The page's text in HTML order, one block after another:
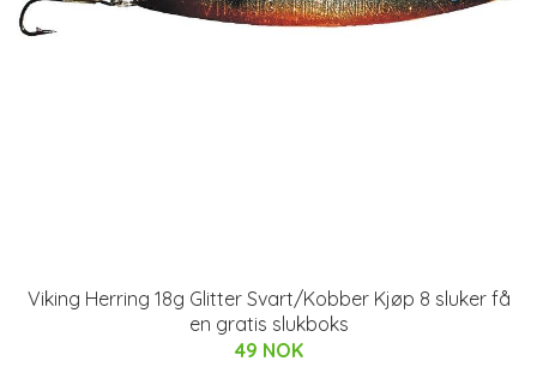
Viking Herring 18g Glitter Svart/Kobber Kjøp 8 sluker få
en gratis slukboks
49 NOK